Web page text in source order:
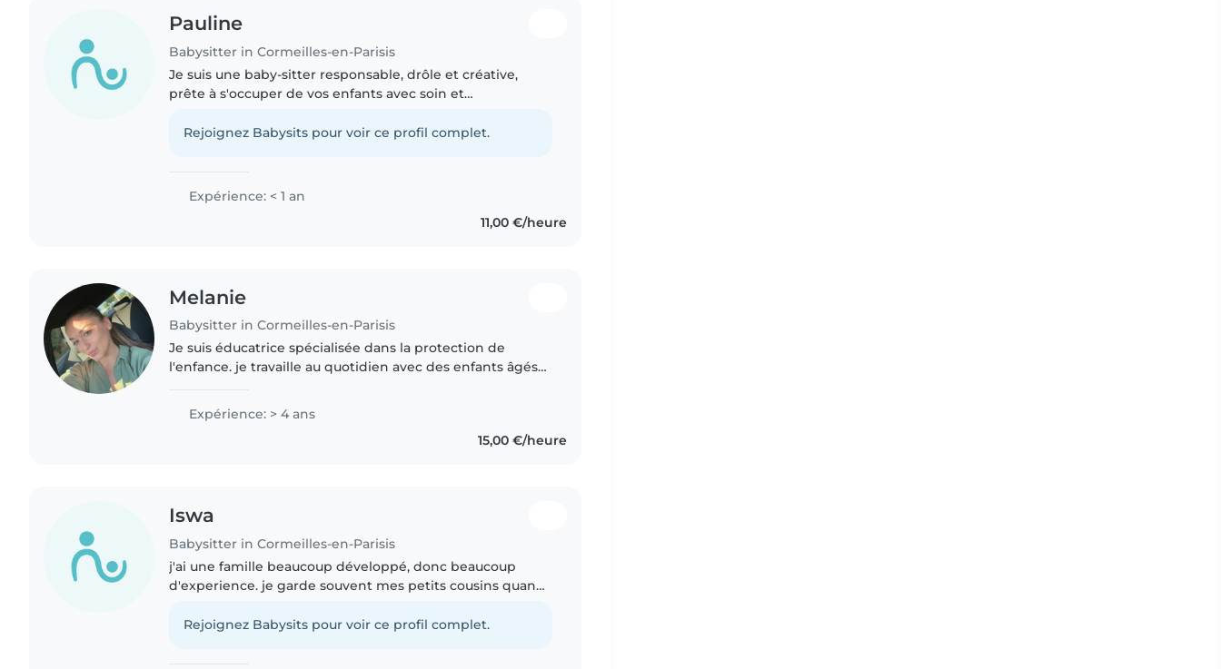
Pauline
Babysitter in Cormeilles-en-Parisis
Je suis une baby-sitter responsable, drôle et créative,
prête à s'occuper de vos enfants avec soin et
peu anglais , ce qui me..
Rejoignez Babysits pour voir ce profil complet.
Expérience: < 1 an
11,00 €/heure
Melanie
Babysitter in Cormeilles-en-Parisis
Je suis éducatrice spécialisée dans la protection de
l'enfance. je travaille au quotidien avec des enfants âgés
depuis 5 ans..
Expérience: > 4 ans
15,00 €/heure
Iswa
Babysitter in Cormeilles-en-Parisis
j'ai une famille beaucoup développé, donc beaucoup
d'experience. je garde souvent mes petits cousins quand
petite soeur que..
Rejoignez Babysits pour voir ce profil complet.